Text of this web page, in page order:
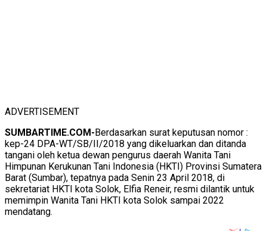
ADVERTISEMENT
SUMBARTIME.COM-Berdasarkan surat keputusan nomor :
kep-24 DPA-WT/SB/II/2018 yang dikeluarkan dan ditanda
tangani oleh ketua dewan pengurus daerah Wanita Tani
Himpunan Kerukunan Tani Indonesia (HKTI) Provinsi Sumatera
Barat (Sumbar), tepatnya pada Senin 23 April 2018, di
sekretariat HKTI kota Solok, Elfia Reneir, resmi dilantik untuk
memimpin Wanita Tani HKTI kota Solok sampai 2022
mendatang.